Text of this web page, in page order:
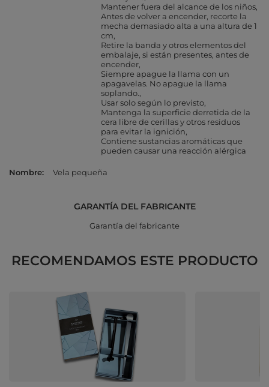
Mantener fuera del alcance de los niños
Antes de volver a encender, recorte la
mecha demasiado alta a una altura de 1
cm
Retire la banda y otros elementos del
embalaje, si están presentes, antes de
encender
Siempre apague la llama con un
apagavelas. No apague la llama
soplando.
Usar solo según lo previsto
Mantenga la superficie derretida de la
cera libre de cerillas y otros residuos
para evitar la ignición
Contiene sustancias aromáticas que
pueden causar una reacción alérgica
Nombre Vela pequeña
GARANTÍA DEL FABRICANTE
Garantía del fabricante
RECOMENDAMOS ESTE PRODUCTO